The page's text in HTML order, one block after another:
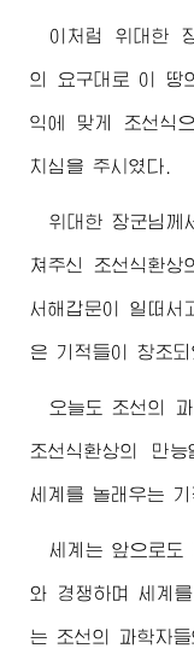
이처럼 위대한
의 요구대로 이 땅
익에 맞게 조선식
치심을 주시였다.
위대한 장군님께
쳐주신 조선식환상
서해갑문이 일떠서
은 기적들이 창조되
오늘도 조선의
조선식환상의 만
세계를 놀래우는 기
세계는 앞으로도
와 경쟁하며 세계
는 조선의 과학자